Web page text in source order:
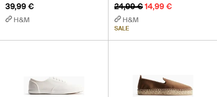
39,99 €
H&M
24,99 €14,99 €
H&M
SALE